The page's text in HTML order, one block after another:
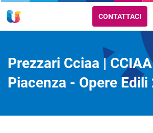
CONTATTACI
Prezzari Cciaa |
Piacenza - Opere Edili